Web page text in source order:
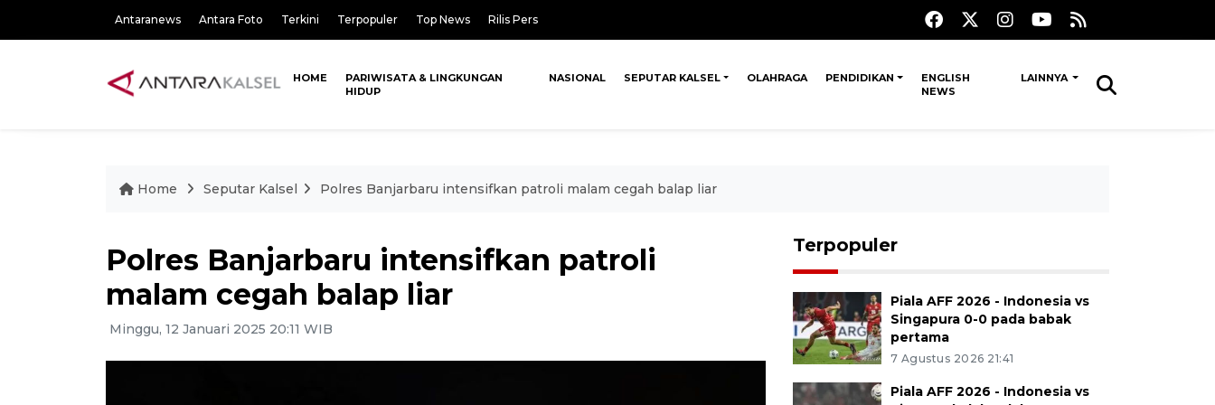
Antaranews Antara Foto Terkini Terpopuler Top News Rilis Pers
HOME
PARIWISATA & LINGKUNGAN
HIDUP
NASIONAL SEPUTAR KALSEL OLAHRAGA PENDIDIKAN
ENGLISH
NEWS
LAINNYA
Home Seputar Kalsel Polres Banjarbaru intensifkan patroli malam cegah balap liar
Polres Banjarbaru intensifkan patroli
malam cegah balap liar
Minggu, 12 Januari 2025 20:11 WIB
Terpopuler
Piala AFF 2026 - Indonesia vs
Singapura 0-0 pada babak
pertama
7 Agustus 2026 21:41
Piala AFF 2026 - Indonesia vs